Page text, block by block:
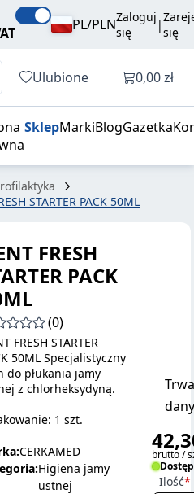
PL/PLNZaloguj
się
|się
Ulubione Otwórz
0,00 zł
SklepMarkiBlogGazetka
STARTER PACK 50ML
/ szt.
FRESH
PACK
(0)
FRESH STARTER
50ML Specjalistyczny
do płukania jamy
z chlorheksydyną.
1 szt.
CERKAMED
Higiena jamy
ustnej
brutto /
Ilość